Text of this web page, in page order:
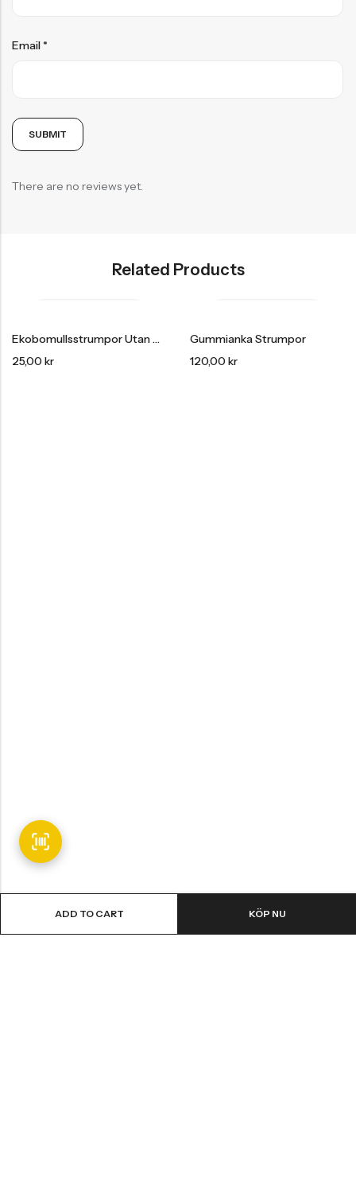
ADD TO CART KÖP NU
Email*
There are no reviews yet.
Related Products
Ekobomullsstrumpor Utan Tåsöm/lös Resår 1-Pack
25,00 kr
Gummianka Strumpor
120,00 kr